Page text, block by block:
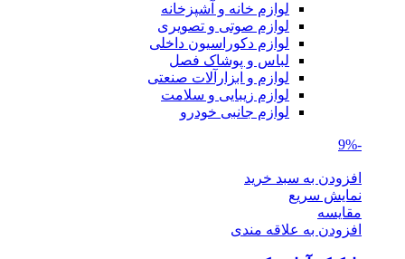
لوازم خانه و آشپزخانه
لوازم صوتی و تصویری
لوازم دکوراسیون داخلی
لباس و پوشاک فصل
لوازم و ابزارآلات صنعتی
لوازم زیبایی و سلامت
لوازم جانبی خودرو
-9%
افزودن به سبد خرید
نمایش سریع
مقايسه
افزودن به علاقه مندی